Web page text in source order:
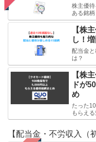
株主優
ある銘
【株
し！
配当金
は？
【株
ドが
め
たった
もらえ
【配当金・不労収入（